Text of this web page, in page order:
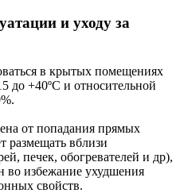
и уходу за
в крытых помещениях
до +40ºС и относительной
от попадания прямых
размещать вблизи
печек, обогревателей и др),
во избежание ухудшения
свойств.